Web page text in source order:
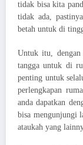
tidak bisa kita
tidak ada,
betah untuk di
Untuk itu, dengan
tangga untuk di
penting untuk
perlengkapan
anda dapatkan
bisa mengunjungi
ataukah yang